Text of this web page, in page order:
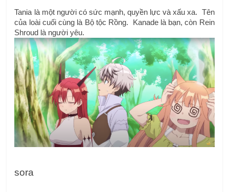
Tania là một người có sức mạnh, quyền lực và xấu xa.  Tên
của loài cuối cùng là Bộ tộc Rồng.  Kanade là bạn, còn Rein
Shroud là người yêu.
sora